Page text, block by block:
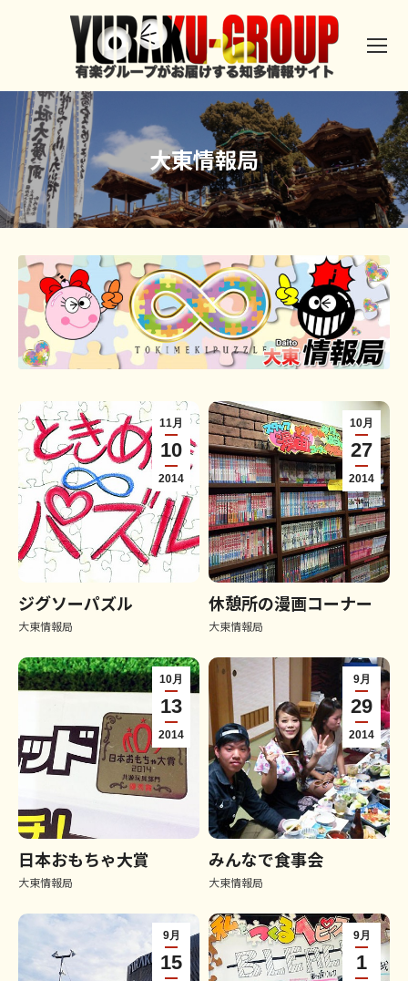
大東情報局
11月
10
2014
ジグソーパズル
大東情報局
10月
27
2014
休憩所の漫画コーナー
大東情報局
10月
13
2014
日本おもちゃ大賞
大東情報局
9月
29
2014
みんなで食事会
大東情報局
9月
15
9月
1